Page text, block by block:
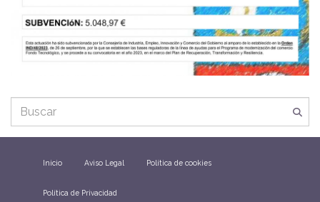
Inicio Aviso Legal Política de cookies
Política de Privacidad